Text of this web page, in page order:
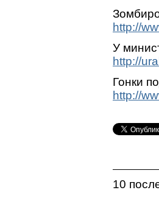
http://
У
http://
Гонки
http://
10